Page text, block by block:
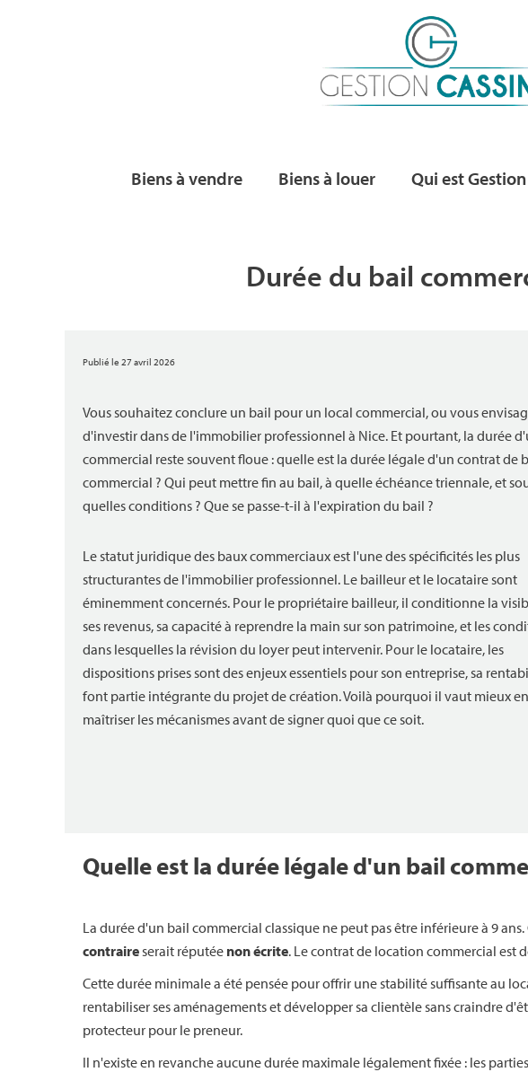
Biens à vendre Biens à louer Qui est Gestion
Durée du bail
Publié le 27 avril 2026
Vous souhaitez conclure un bail pour un local commercial, ou vous
d'investir dans de l'immobilier professionnel à Nice. Et pourtant, la durée
commercial reste souvent floue : quelle est la durée légale d'un contrat de
commercial ? Qui peut mettre fin au bail, à quelle échéance triennale, et
quelles conditions ? Que se passe-t-il à l'expiration du bail ?
Le statut juridique des baux commerciaux est l'une des spécificités les plus
structurantes de l'immobilier professionnel. Le bailleur et le locataire sont
éminemment concernés. Pour le propriétaire bailleur, il conditionne la
ses revenus, sa capacité à reprendre la main sur son patrimoine, et les
dans lesquelles la révision du loyer peut intervenir. Pour le locataire, les
dispositions prises sont des enjeux essentiels pour son entreprise, sa
font partie intégrante du projet de création. Voilà pourquoi il vaut mieux en
maîtriser les mécanismes avant de signer quoi que ce soit.
Quelle est la durée légale d'un bail
La durée d'un bail commercial classique ne peut pas être inférieure à 9
contraireserait réputée non écrite. Le contrat de location commercial est
Cette durée minimale a été pensée pour offrir une stabilité suffisante au
rentabiliser ses aménagements et développer sa clientèle sans craindre
protecteur pour le preneur.
Il n'existe en revanche aucune durée maximale légalement fixée : les